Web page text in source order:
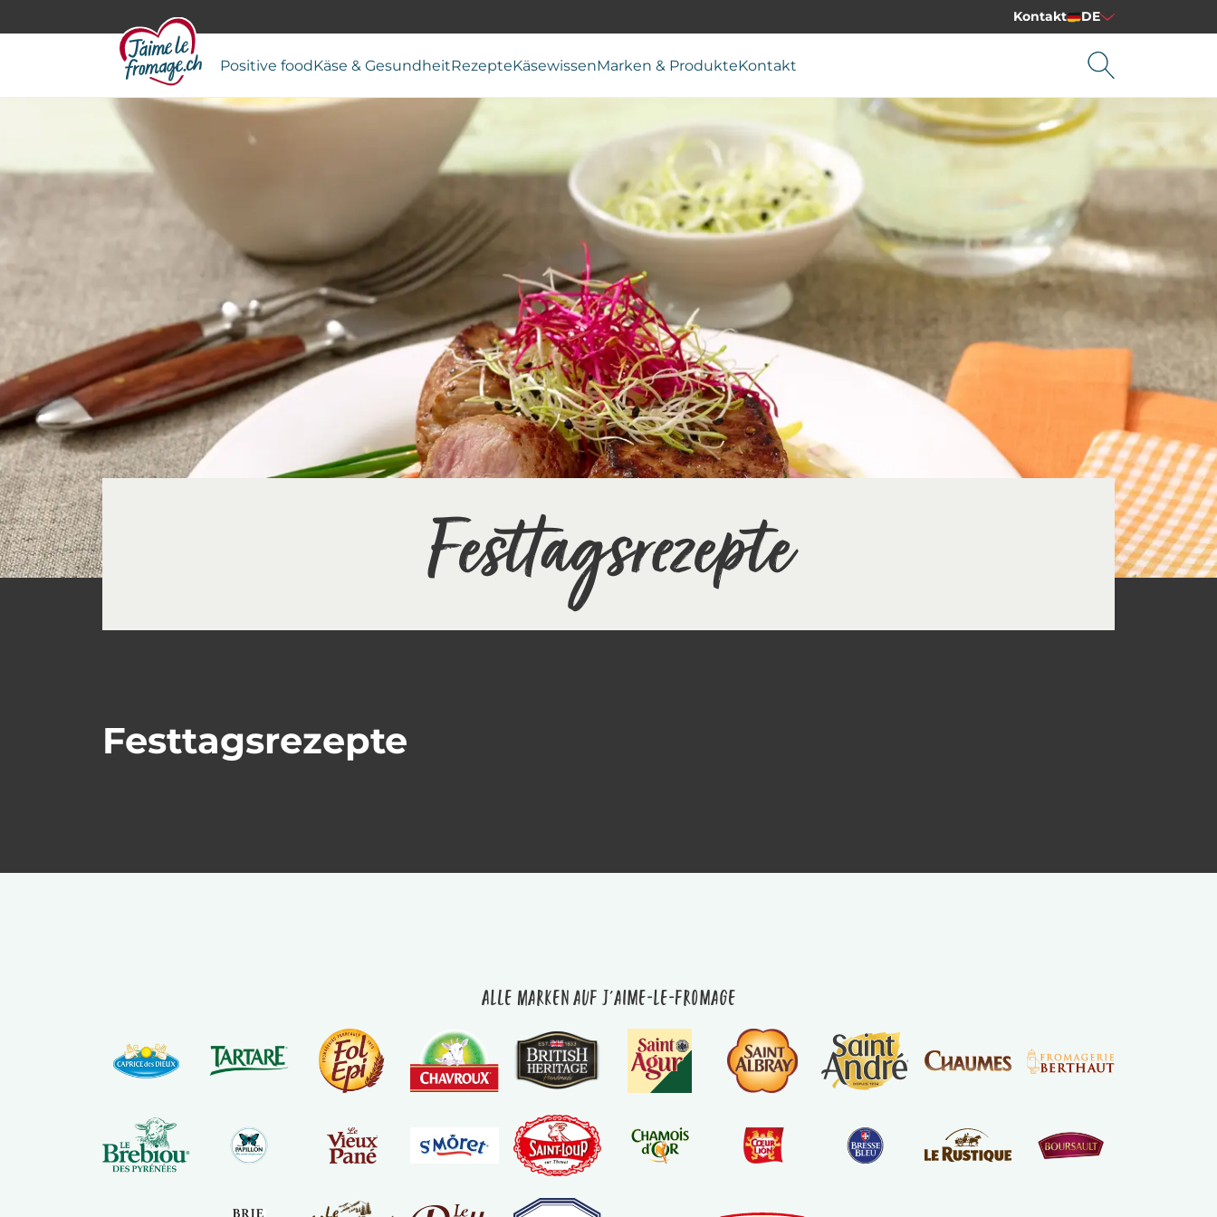
Kontakt DE
Positive foodKäse & GesundheitRezepteKäsewissenMarken & ProdukteKontakt
Festtagsrezepte
Festtagsrezepte
Alle Marken auf J'aime-le-fromage